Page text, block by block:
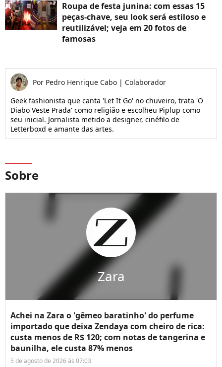
Roupa de festa junina: com essas 15
peças-chave, seu look será estiloso e
reutilizável; veja em 20 fotos de
famosas
Por Pedro Henrique Cabo | Colaborador
Geek fashionista que canta 'Let It Go' no chuveiro, trata 'O
Diabo Veste Prada' como religião e escolheu Piplup como
seu inicial. Jornalista metido a designer, cinéfilo de
Letterboxd e amante das artes.
Sobre
Zara
Achei na Zara o 'gêmeo baratinho' do perfume
importado que deixa Zendaya com cheiro de rica:
custa menos de R$ 120; com notas de tangerina e
baunilha, ele custa 87% menos
5 de agosto de 2026 às 07:03